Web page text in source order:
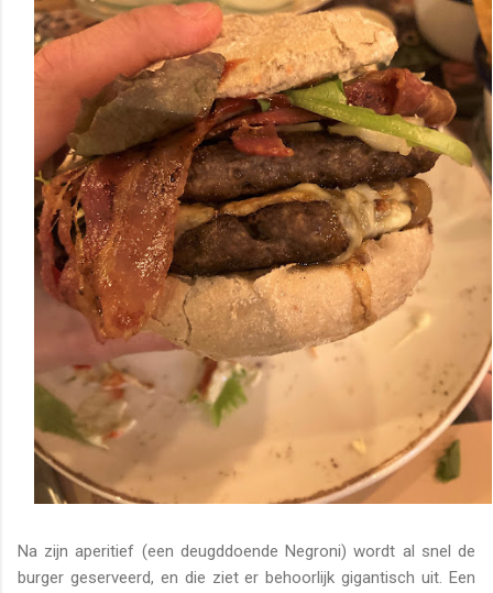
Na zijn aperitief (een deugddoende Negroni) wordt al snel de
burger geserveerd, en die ziet er behoorlijk gigantisch uit. Een